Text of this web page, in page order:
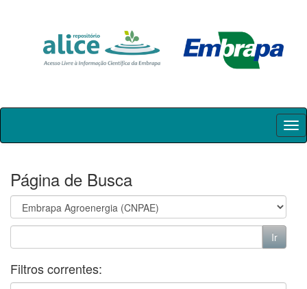
Skip
Página de Busca
Filtros correntes: